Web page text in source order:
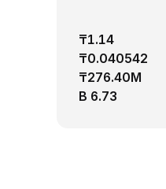
₸1.14
₸0.040542
₸276.40M
6.73 B